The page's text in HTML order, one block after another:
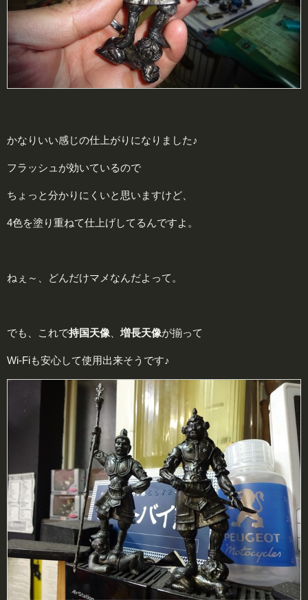
かなりいい感じの仕上がりになりました♪
フラッシュが効いているので
ちょっと分かりにくいと思いますけど、
4色を塗り重ねて仕上げしてるんですよ。
ねぇ～、どんだけマメなんだよって。
でも、これで持国天像 増長天像が揃って
Wi-Fiも安心して使用出来そうです♪